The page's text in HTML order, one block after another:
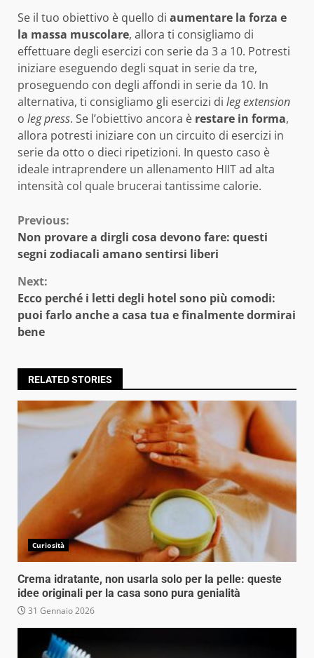
Se il tuo obiettivo è quello di aumentare la forza e
la massa muscolare, allora ti consigliamo di
effettuare degli esercizi con serie da 3 a 10. Potresti
iniziare eseguendo degli squat in serie da tre,
proseguendo con degli affondi in serie da 10. In
alternativa, ti consigliamo gli esercizi di leg extension
o leg press. Se l’obiettivo ancora è restare in forma,
allora potresti iniziare con un circuito di esercizi in
serie da otto o dieci ripetizioni. In questo caso è
ideale intraprendere un allenamento HIIT ad alta
intensità col quale brucerai tantissime calorie.
Continue
Reading
Previous:
Non provare a dirgli cosa devono fare: questi
segni zodiacali amano sentirsi liberi
Next:
Ecco perché i letti degli hotel sono più comodi:
puoi farlo anche a casa tua e finalmente dormirai
bene
RELATED STORIES
Curiosità
Crema idratante, non usarla solo per la pelle: queste
idee originali per la casa sono pura genialità
31 Gennaio 2026